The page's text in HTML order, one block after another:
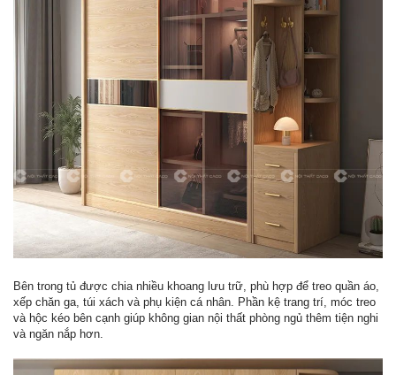
Bên trong tủ được chia nhiều khoang lưu trữ, phù hợp để treo quần áo,
xếp chăn ga, túi xách và phụ kiện cá nhân. Phần kệ trang trí, móc treo
và hộc kéo bên cạnh giúp không gian nội thất phòng ngủ thêm tiện nghi
và ngăn nắp hơn.